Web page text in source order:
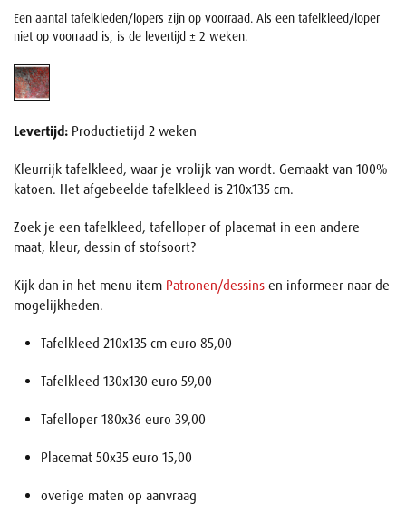
Een aantal tafelkleden/lopers zijn op voorraad. Als een tafelkleed/loper
niet op voorraad is, is de levertijd ± 2 weken.
Levertijd: Productietijd 2 weken
Kleurrijk tafelkleed, waar je vrolijk van wordt. Gemaakt van 100%
katoen. Het afgebeelde tafelkleed is 210x135 cm.
Zoek je een tafelkleed, tafelloper of placemat in een andere
maat, kleur, dessin of stofsoort?
Kijk dan in het menu item Patronen/dessins en informeer naar de
mogelijkheden.
Tafelkleed 210x135 cm euro 85,00
Tafelkleed 130x130 euro 59,00
Tafelloper 180x36 euro 39,00
Placemat 50x35 euro 15,00
overige maten op aanvraag